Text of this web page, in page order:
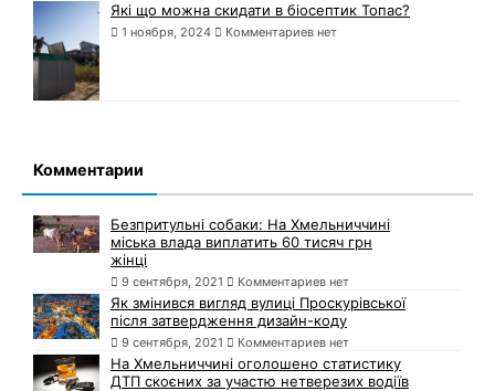
Які що можна скидати в біосептик Топас?
1 ноября, 2024 Комментариев нет
Комментарии
Безпритульні собаки: На Хмельниччині
міська влада виплатить 60 тисяч грн
жінці
9 сентября, 2021 Комментариев нет
Як змінився вигляд вулиці Проскурівської
після затвердження дизайн-коду
9 сентября, 2021 Комментариев нет
На Хмельниччині оголошено статистику
ДТП скоєних за участю нетверезих водіїв